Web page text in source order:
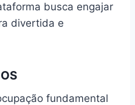
busca engajar
divertida e
fundamental